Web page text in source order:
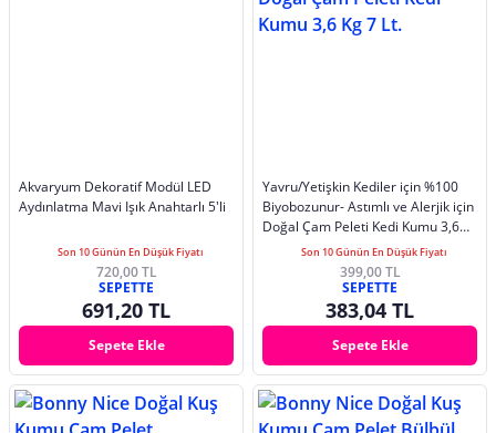
Akvaryum Dekoratif Modül LED
Aydınlatma Mavi Işık Anahtarlı 5'li
Son 10 Günün En Düşük Fiyatı
720,00 TL
SEPETTE
691,20 TL
Sepete Ekle
Yavru/Yetişkin Kediler için %100
Biyobozunur- Astımlı ve Alerjik için
Doğal Çam Peleti Kedi Kumu 3,6
Kg 7 Lt.Son 10 Günün En Düşük Fiyatı
399,00 TL
SEPETTE
383,04 TL
Sepete Ekle